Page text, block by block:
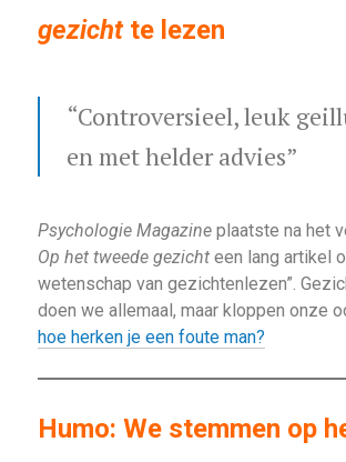
gezichtte lezen
“Controversieel, leuk
en met helder advies”
Psychologie Magazine plaatste na het
Op het tweede gezicht een lang artikel
wetenschap van gezichtenlezen”.
doen we allemaal, maar kloppen onze
hoe herken je een foute man?
Humo: We stemmen op